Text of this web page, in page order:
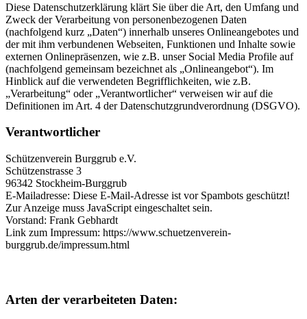
Diese Datenschutzerklärung klärt Sie über die Art, den Umfang und
Zweck der Verarbeitung von personenbezogenen Daten
(nachfolgend kurz „Daten“) innerhalb unseres Onlineangebotes und
der mit ihm verbundenen Webseiten, Funktionen und Inhalte sowie
externen Onlinepräsenzen, wie z.B. unser Social Media Profile auf
(nachfolgend gemeinsam bezeichnet als „Onlineangebot“). Im
Hinblick auf die verwendeten Begrifflichkeiten, wie z.B.
„Verarbeitung“ oder „Verantwortlicher“ verweisen wir auf die
Definitionen im Art. 4 der Datenschutzgrundverordnung (DSGVO).
Verantwortlicher
Schützenverein Burggrub e.V.
Schützenstrasse 3
96342 Stockheim-Burggrub
E-Mailadresse: Diese E-Mail-Adresse ist vor Spambots geschützt!
Zur Anzeige muss JavaScript eingeschaltet sein.
Vorstand: Frank Gebhardt
Link zum Impressum: https://www.schuetzenverein-
burggrub.de/impressum.html
Arten der verarbeiteten Daten: